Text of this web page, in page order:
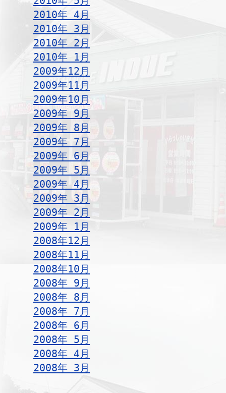
2010年 4月
2010年 3月
2010年 2月
2010年 1月
2009年12月
2009年11月
2009年10月
2009年 9月
2009年 8月
2009年 7月
2009年 6月
2009年 5月
2009年 4月
2009年 3月
2009年 2月
2009年 1月
2008年12月
2008年11月
2008年10月
2008年 9月
2008年 8月
2008年 7月
2008年 6月
2008年 5月
2008年 4月
2008年 3月